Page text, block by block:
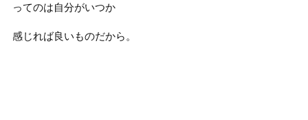
ってのは自分がいつか
感じれば良いものだから。